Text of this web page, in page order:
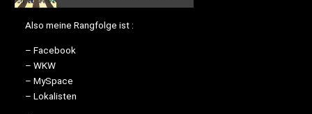
Also meine Rangfolge ist :
– Facebook
– WKW
– MySpace
– Lokalisten